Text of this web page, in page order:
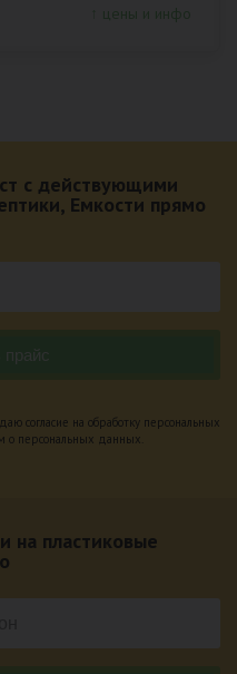
с действующими
Емкости прямо
согласие на обработку персональных
о персональных данных.
на пластиковые